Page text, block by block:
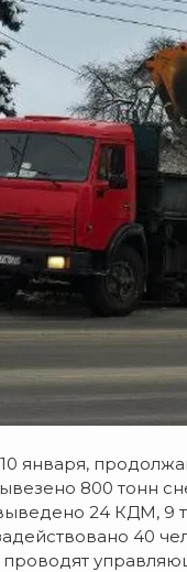
января,
800 тонн
24 КДМ, 9
40